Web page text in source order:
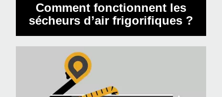
Comment fonctionnent les
sécheurs d’air frigorifiques ?